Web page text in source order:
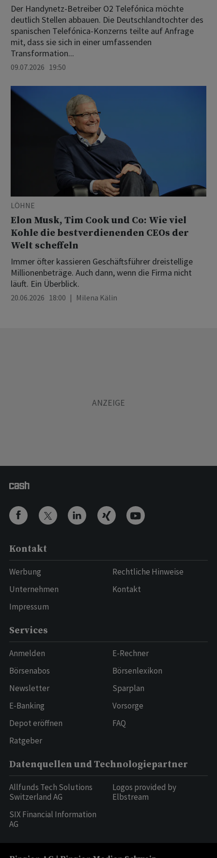
Der Handynetz-Betreiber O2 Telefónica möchte
deutlich Stellen abbauen. Die Deutschlandtochter des
spanischen Telefónica-Konzerns teilte auf Anfrage
mit, dass sie sich in einer umfassenden
Transformation...
09.07.2026 19:50
LÖHNE
Elon Musk, Tim Cook und Co: Wie viel
Kohle die bestverdienenden CEOs der
Welt scheffeln
Immer öfter kassieren Geschäftsführer dreistellige
Millionenbeträge. Auch dann, wenn die Firma nicht
läuft. Ein Überblick.
20.06.2026 18:00 Milena Kälin
Kontakt
Werbung
Unternehmen
Impressum
Rechtliche Hinweise
Kontakt
Services
Anmelden
Börsenabos
Newsletter
E-Banking
Depot eröffnen
Ratgeber
E-Rechner
Börsenlexikon
Sparplan
Vorsorge
FAQ
Datenquellen und Technologiepartner
Allfunds Tech Solutions
Switzerland AG
SIX Financial Information
AG
Logos provided by
Elbstream